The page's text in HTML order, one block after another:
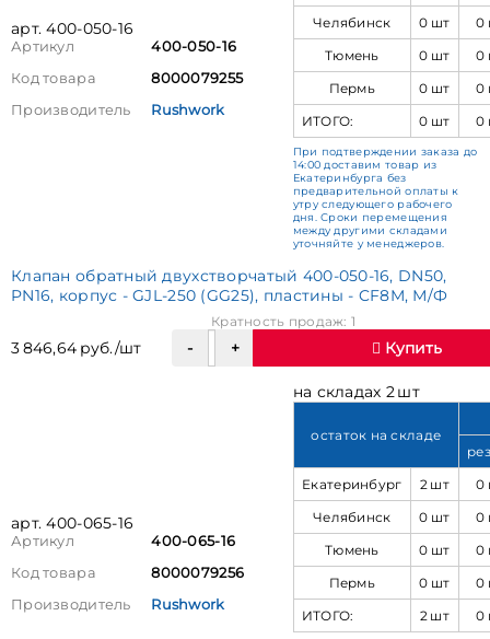
арт. 400-050-16
Артикул
400-050-16
Код товара
8000079255
Производитель
Rushwork
Челябинск
0 шт
0
Тюмень
0 шт
0
Пермь
0 шт
0
ИТОГО:
0 шт 0
При подтверждении заказа до
14:00 доставим товар из
Екатеринбурга без
предварительной оплаты к
утру следующего рабочего
дня. Сроки перемещения
между другими складами
уточняйте у менеджеров.
Клапан обратный двухстворчатый 400-050-16, DN50,
PN16, корпус - GJL-250 (GG25), пластины - CF8M, М/Ф
3 846,64 руб./шт
Кратность продаж: 1
Купить
арт. 400-065-16
Артикул
400-065-16
Код товара
8000079256
Производитель
Rushwork
на складах 2 шт
остаток на складе
Екатеринбург
2 шт
0
Челябинск
0 шт
0
Тюмень
0 шт
0
Пермь
0 шт
0
ИТОГО:
2 шт 0